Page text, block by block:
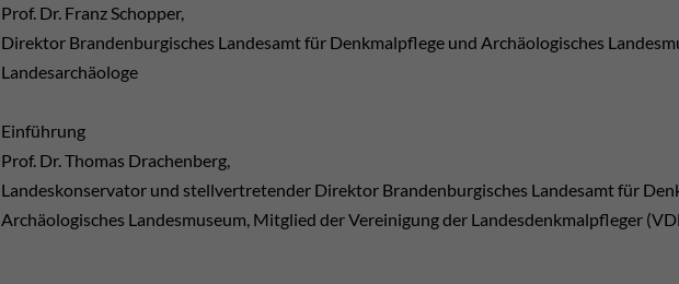
Prof. Dr. Franz Schopper,
Direktor Brandenburgisches Landesamt für Denkmalpflege und Archäologisches
Landesarchäologe
Einführung
Prof. Dr. Thomas Drachenberg,
Landeskonservator und stellvertretender Direktor Brandenburgisches Landesamt für
Archäologisches Landesmuseum, Mitglied der Vereinigung der Landesdenkmalpfleger